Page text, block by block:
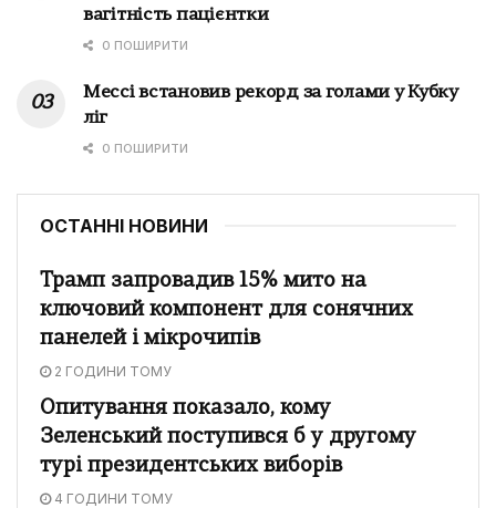
вагітність пацієнтки
0 ПОШИРИТИ
Мессі встановив рекорд за голами у Кубку
ліг
0 ПОШИРИТИ
ОСТАННІ НОВИНИ
Трамп запровадив 15% мито на
ключовий компонент для сонячних
панелей і мікрочипів
2 ГОДИНИ ТОМУ
Опитування показало, кому
Зеленський поступився б у другому
турі президентських виборів
4 ГОДИНИ ТОМУ